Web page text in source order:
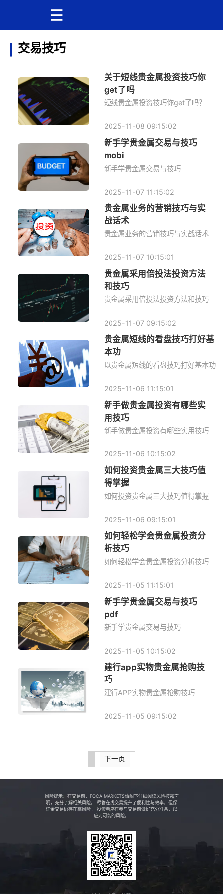
交易技巧
关于短线贵金属投资技巧你
get了吗
短线贵金属投资技巧你get了吗？
2025-11-08 09:15:02
新手学贵金属交易与技巧
mobi
新手学贵金属交易与技巧
2025-11-07 11:15:02
贵金属业务的营销技巧与实
战话术
贵金属业务的营销技巧与实战话术
2025-11-07 10:15:01
贵金属采用倍投法投资方法
和技巧
贵金属采用倍投法投资方法和技巧
2025-11-07 09:15:02
贵金属短线的看盘技巧打好基
本功
以贵金属短线的看盘技巧打好基本功
2025-11-06 11:15:01
新手做贵金属投资有哪些实
用技巧
新手做贵金属投资有哪些实用技巧
2025-11-06 10:15:02
如何投资贵金属三大技巧值
得掌握
如何投资贵金属三大技巧值得掌握
2025-11-06 09:15:01
如何轻松学会贵金属投资分
析技巧
如何轻松学会贵金属投资分析技巧
2025-11-05 11:15:01
新手学贵金属交易与技巧
pdf
新手学贵金属交易与技巧
2025-11-05 10:15:02
建行app实物贵金属抢购技
巧
建行APP实物贵金属抢购技巧
2025-11-05 09:15:02
下一页
风险提示：在交易前，FOCA MARKETS请阁下仔细阅读风险披露声
明，充分了解相关风险。 尽管在线交易提升了便利性与效率，但保
证金交易仍存在高风险。 投资者应在参与交易前做好充分准备，以
应对可能的风险。